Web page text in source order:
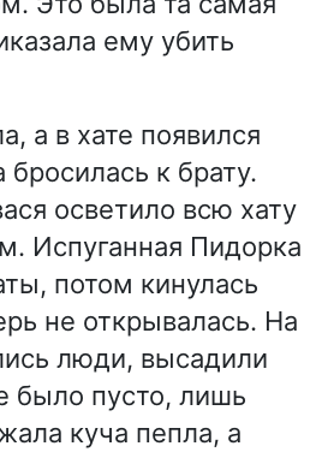
ему убить
а в хате появился
к брату.
осветило всю хату
Испуганная Пидорка
потом кинулась
не открывалась. На
люди, высадили
было пусто, лишь
куча пепла, а